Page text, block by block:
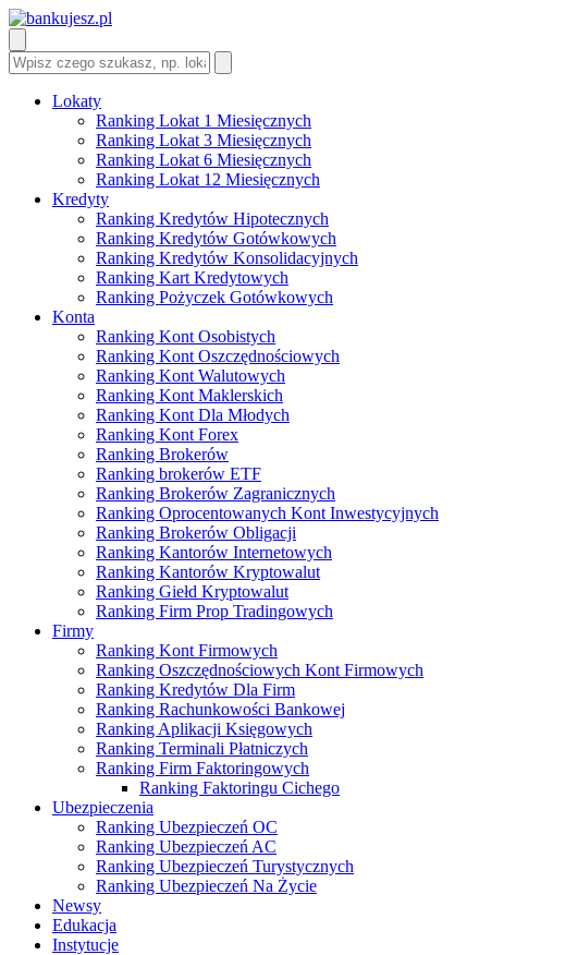
Lokaty
Ranking Lokat 1 Miesięcznych
Ranking Lokat 3 Miesięcznych
Ranking Lokat 6 Miesięcznych
Ranking Lokat 12 Miesięcznych
Kredyty
Ranking Kredytów Hipotecznych
Ranking Kredytów Gotówkowych
Ranking Kredytów Konsolidacyjnych
Ranking Kart Kredytowych
Ranking Pożyczek Gotówkowych
Konta
Ranking Kont Osobistych
Ranking Kont Oszczędnościowych
Ranking Kont Walutowych
Ranking Kont Maklerskich
Ranking Kont Dla Młodych
Ranking Kont Forex
Ranking Brokerów
Ranking brokerów ETF
Ranking Brokerów Zagranicznych
Ranking Oprocentowanych Kont Inwestycyjnych
Ranking Brokerów Obligacji
Ranking Kantorów Internetowych
Ranking Kantorów Kryptowalut
Ranking Giełd Kryptowalut
Ranking Firm Prop Tradingowych
Firmy
Ranking Kont Firmowych
Ranking Oszczędnościowych Kont Firmowych
Ranking Kredytów Dla Firm
Ranking Rachunkowości Bankowej
Ranking Aplikacji Księgowych
Ranking Terminali Płatniczych
Ranking Firm Faktoringowych
Ranking Faktoringu Cichego
Ubezpieczenia
Ranking Ubezpieczeń OC
Ranking Ubezpieczeń AC
Ranking Ubezpieczeń Turystycznych
Ranking Ubezpieczeń Na Życie
Newsy
Edukacja
Instytucje